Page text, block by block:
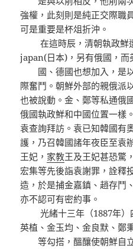
強權，此刻則是純正交際職
可是重要是杯俎折沖。
在這時辰，清朝執政鮮
japan(日本)，另有俄國，而
國、德國也想加入，是
際奮鬥。朝鮮外部的親俄派
也被說動。金、鄭等私通俄
俄國執政鮮和中國位置一樣
袁查詢拜訪。袁已知韓國有
護，乃召韓國諸年夜臣至袁
王妃， 家教王及王妃甚恐驚
宏集等先後詣袁謝罪，詮釋
造，於是捕金嘉鎮、趙存鬥
亦不認可有密約事。
光緒十三年（1887年）
英植、金玉均、金良默、鄭
等勾搭，醞釀使朝鮮自